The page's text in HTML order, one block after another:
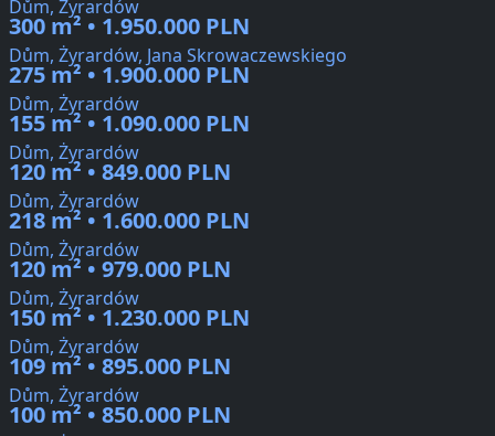
Dům, Żyrardów
300 m² • 1.950.000 PLN
Dům, Żyrardów, Jana Skrowaczewskiego
275 m² • 1.900.000 PLN
Dům, Żyrardów
155 m² • 1.090.000 PLN
Dům, Żyrardów
120 m² • 849.000 PLN
Dům, Żyrardów
218 m² • 1.600.000 PLN
Dům, Żyrardów
120 m² • 979.000 PLN
Dům, Żyrardów
150 m² • 1.230.000 PLN
Dům, Żyrardów
109 m² • 895.000 PLN
Dům, Żyrardów
100 m² • 850.000 PLN